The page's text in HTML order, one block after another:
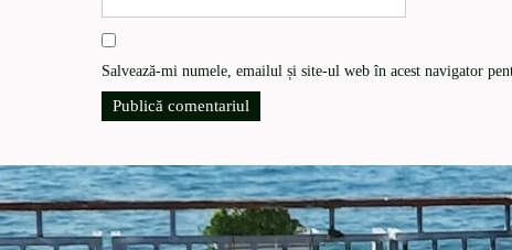
Salvează-mi numele, emailul și site-ul web în acest navigator